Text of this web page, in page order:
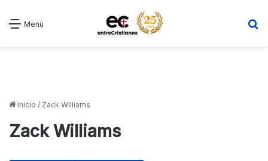
Menú
Inicio / Zack Williams
Zack Williams